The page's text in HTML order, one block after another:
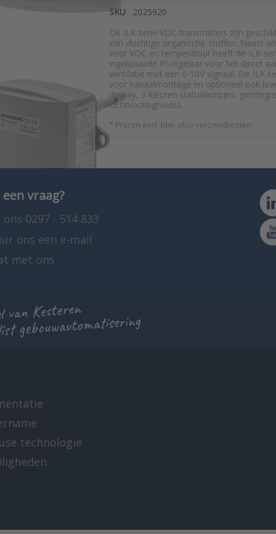
SKU
2025920
De ILK serie VOC-transmitters zijn
van vluchtige organische stoffen. Naast
voor VOC en temperatuur heeft de ILK
ingebouwde PI-regelaar voor het direct
ventilatie met een 0-10V signaal. De ILK
voor kanaalmontage en optioneel ook
display, 3-kleuren statuslampjes,
luchtvochtigheidss…
* Prijzen excl. btw, plus verzendkosten
vraag?
ons 0297 - 514 833
ons een e-mail
met ons
Kesteren
gebouwautomatisering
technologie